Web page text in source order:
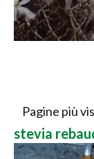
Pagine più
stevia